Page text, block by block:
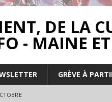
DE LA
- MAINE
GRÈVE À